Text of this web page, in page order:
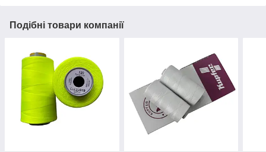
Подібні товари компанії